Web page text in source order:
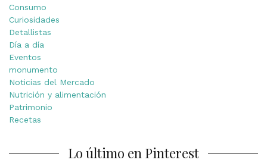
Consumo
Curiosidades
Detallistas
Día a día
Eventos
monumento
Noticias del Mercado
Nutrición y alimentación
Patrimonio
Recetas
Lo último en Pinterest